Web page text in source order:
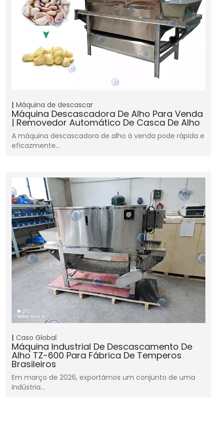
Máquina de descascar
Máquina Descascadora De Alho Para Venda
| Removedor Automático De Casca De Alho
A máquina descascadora de alho à venda pode rápida e
eficazmente…
Caso Global
Máquina Industrial De Descascamento De
Alho TZ-600 Para Fábrica De Temperos
Brasileiros
Em março de 2026, exportámos um conjunto de uma
indústria…